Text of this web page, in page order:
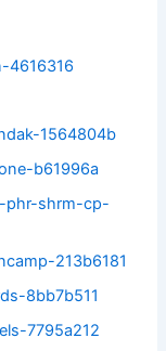
4616316
1564804b
b61996a
phr-shrm-cp-
213b6181
8bb7b511
7795a212